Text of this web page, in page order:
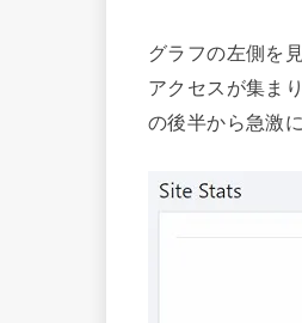
グラフの左側を
アクセスが集ま
の後半から急激